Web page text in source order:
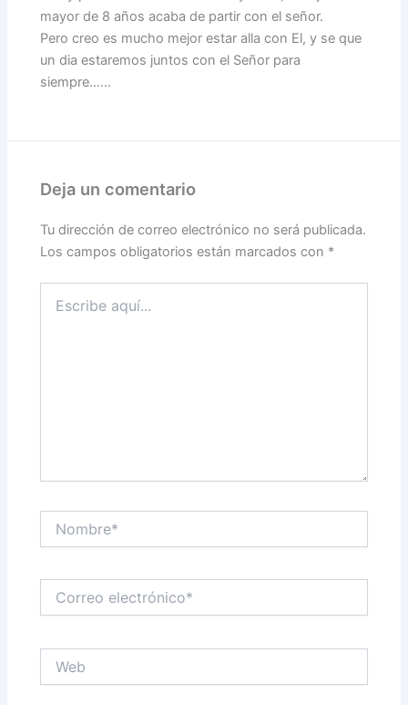
mayor de 8 años acaba de partir con el señor.
Pero creo es mucho mejor estar alla con El, y se que
un dia estaremos juntos con el Señor para
siempre……
Deja un comentario
Tu dirección de correo electrónico no será publicada.
Los campos obligatorios están marcados con *
aquí...
electrónico*